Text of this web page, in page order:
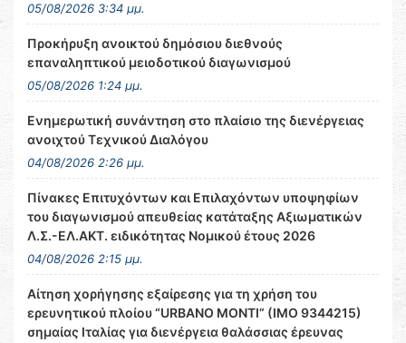
05/08/2026 3:34 μμ.
Προκήρυξη ανοικτού δημόσιου διεθνούς
επαναληπτικού μειοδοτικού διαγωνισμού
05/08/2026 1:24 μμ.
Ενημερωτική συνάντηση στο πλαίσιο της διενέργειας
ανοιχτού Τεχνικού Διαλόγου
04/08/2026 2:26 μμ.
Πίνακες Επιτυχόντων και Επιλαχόντων υποψηφίων
του διαγωνισμού απευθείας κατάταξης Αξιωματικών
Λ.Σ.-ΕΛ.ΑΚΤ. ειδικότητας Νομικού έτους 2026
04/08/2026 2:15 μμ.
Αίτηση χορήγησης εξαίρεσης για τη χρήση του
ερευνητικού πλοίου “URBANO MONTI” (IMO 9344215)
σημαίας Ιταλίας για διενέργεια θαλάσσιας έρευνας